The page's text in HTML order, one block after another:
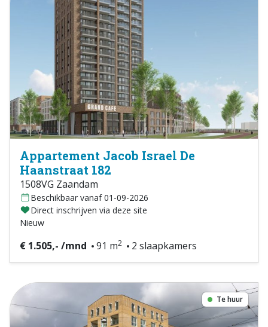
Appartement Jacob Israel De
Haanstraat 182
1508VG Zaandam
Beschikbaar vanaf 01-09-2026
Direct inschrijven via deze site
Nieuw
€ 1.505,- /mnd 91 m2 2 slaapkamers
Te huur